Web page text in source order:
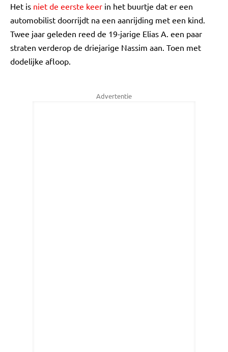
Het is niet de eerste keer in het buurtje dat er een
automobilist doorrijdt na een aanrijding met een kind.
Twee jaar geleden reed de 19-jarige Elias A. een paar
straten verderop de driejarige Nassim aan. Toen met
dodelijke afloop.
Advertentie